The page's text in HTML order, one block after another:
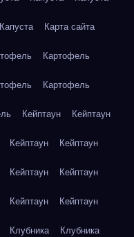
Капуста Карта сайта
Картофель
Картофель
Кейптаун Кейптаун
Кейптаун Кейптаун
Кейптаун Кейптаун
Кейптаун Кейптаун
Клубника Клубника